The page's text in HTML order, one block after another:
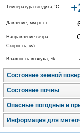
Температура воздуха,°C
Давление, мм рт.ст.
Направление ветра
Скорость, м/с
Влажность воздуха, %
Состояние земной
Состояние почвы
Опасные погодные и
Информация для